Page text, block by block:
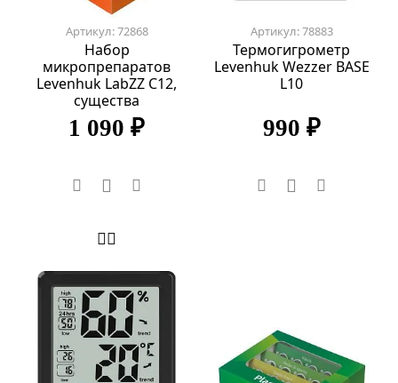
Артикул: 72868
Набор
микропрепаратов
Levenhuk LabZZ C12,
существа
1 090 ₽
Артикул: 78883
Термогигрометр
Levenhuk Wezzer BASE
L10
990 ₽